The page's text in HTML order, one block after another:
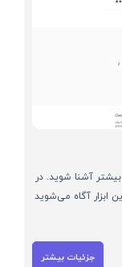
با هوش مصنوعی ChatSonic Chrome Extension بیشتر آشنا شوید. در
ابزار آگاه می‌شوید
جزئیات بیشتر